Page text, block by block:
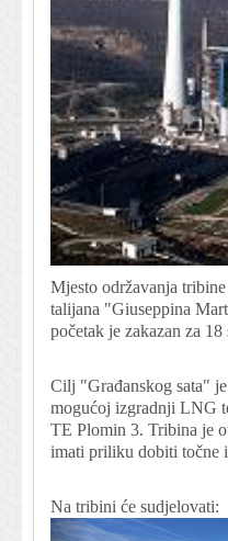
Mjesto održavanja
talijana "Giuseppina
početak je zakazan za 18
Cilj "Građanskog sata"
mogućoj izgradnji LNG
TE Plomin 3. Tribina je
imati priliku dobiti točne
Na tribini će sudjelovati: